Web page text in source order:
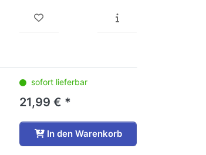
sofort lieferbar
21,99 € *
In den Warenkorb